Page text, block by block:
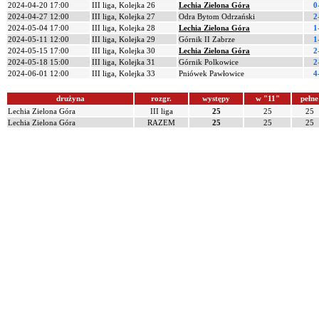
2024-04-20 17:00
III liga, Kolejka 26 Lechia Zielona Góra
2024-04-27 12:00
III liga, Kolejka 27 Odra Bytom Odrzański
2024-05-04 17:00
III liga, Kolejka 28 Lechia Zielona Góra
2024-05-11 12:00
III liga, Kolejka 29 Górnik II Zabrze
2024-05-15 17:00
III liga, Kolejka 30 Lechia Zielona Góra
2024-05-18 15:00
III liga, Kolejka 31 Górnik Polkowice
2024-06-01 12:00
III liga, Kolejka 33 Pniówek Pawłowice
drużyna rozgr. występy w "11"
pełne
Lechia Zielona Góra
III liga 25 25
25
Lechia Zielona Góra
RAZEM 25 25 25